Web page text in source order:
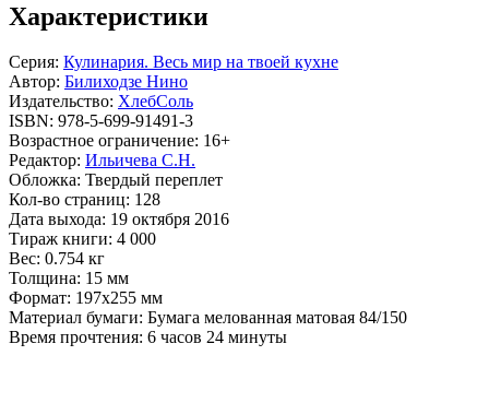
Характеристики
Серия: Кулинария. Весь мир на твоей кухне
Автор: Билиходзе Нино
Издательство: ХлебСоль
ISBN: 978-5-699-91491-3
Возрастное ограничение: 16+
Редактор: Ильичева С.Н.
Обложка: Твердый переплет
Кол-во страниц: 128
Дата выхода: 19 октября 2016
Тираж книги: 4 000
Вес: 0.754 кг
Толщина: 15 мм
Формат: 197x255 мм
Материал бумаги: Бумага мелованная матовая 84/150
Время прочтения: 6 часов 24 минуты